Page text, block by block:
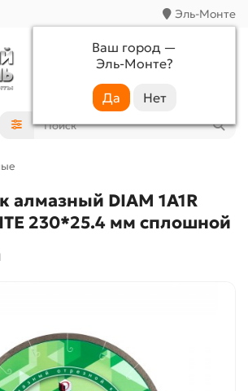
Эль-Монте
Ваш город —
Эль-Монте?
+7 (988) 233-44-52
алмазный DIAM 1A1R
230*25.4 мм сплошной